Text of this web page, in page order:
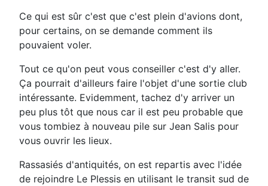
Ce qui est sûr c'est que c'est plein d'avions dont,
pour certains, on se demande comment ils
pouvaient voler.
Tout ce qu'on peut vous conseiller c'est d'y aller.
Ça pourrait d'ailleurs faire l'objet d'une sortie club
intéressante. Evidemment, tachez d'y arriver un
peu plus tôt que nous car il est peu probable que
vous tombiez à nouveau pile sur Jean Salis pour
vous ouvrir les lieux.
Rassasiés d'antiquités, on est repartis avec l'idée
de rejoindre Le Plessis en utilisant le transit sud de